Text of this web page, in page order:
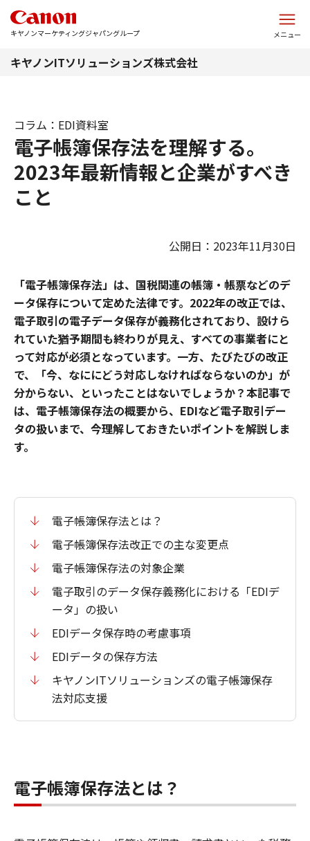
キヤノンマーケティングジャパングループ メニュー
キヤノンITソリューションズ株式会社
電子帳簿保存法を理解する。
2023年最新情報と企業がすべき
こと
コラム：EDI資料室
公開日：2023年11月30日
「電子帳簿保存法」は、国税関連の帳簿・帳票などのデ
ータ保存について定めた法律です。2022年の改正では、
電子取引の電子データ保存が義務化されており、設けら
れていた猶予期間も終わりが見え、すべての事業者にと
って対応が必須となっています。一方、たびたびの改正
で、「今、なににどう対応しなければならないのか」が
分からない、といったことはないでしょうか？本記事で
は、電子帳簿保存法の概要から、EDIなど電子取引デー
タの扱いまで、今理解しておきたいポイントを解説しま
す。
電子帳簿保存法とは？
電子帳簿保存法改正での主な変更点
電子帳簿保存法の対象企業
電子取引のデータ保存義務化における「EDIデ
ータ」の扱い
EDIデータ保存時の考慮事項
EDIデータの保存方法
キヤノンITソリューションズの電子帳簿保存
法対応支援
電子帳簿保存法とは？